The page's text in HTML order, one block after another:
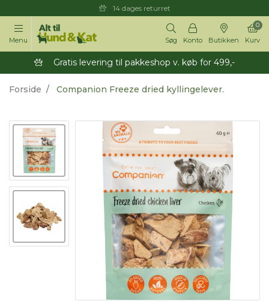
14 dages returret
Menu Søg Konto Butikken Kurv
0
Gratis levering til pakkeshop v. køb for 499,-
Forside Companion Freeze dried kyllingelever.